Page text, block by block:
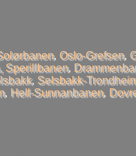
, Oslo-Grefsen,
Sperillbanen,
, Selsbakk-
, Hell-Sunnanbanen,